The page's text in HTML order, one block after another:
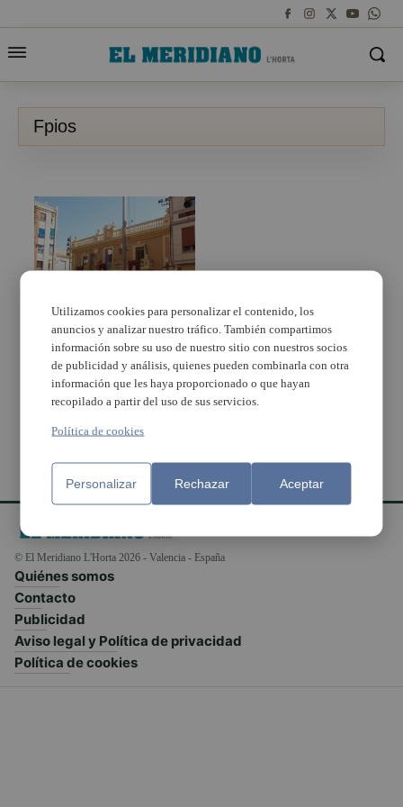
Fpios
Foios presenta tres
projectes al Pla
Reacciona amb una
inversió de 221.000 €
© El Meridiano L'Horta 2026 - Valencia - España
Quiénes somos
Contacto
Publicidad
Aviso legal y Política de privacidad
Política de cookies
Utilizamos cookies para personalizar el contenido, los
anuncios y analizar nuestro tráfico. También compartimos
información sobre su uso de nuestro sitio con nuestros socios
de publicidad y análisis, quienes pueden combinarla con otra
información que les haya proporcionado o que hayan
recopilado a partir del uso de sus servicios.
Política de cookies
Personalizar Rechazar Aceptar